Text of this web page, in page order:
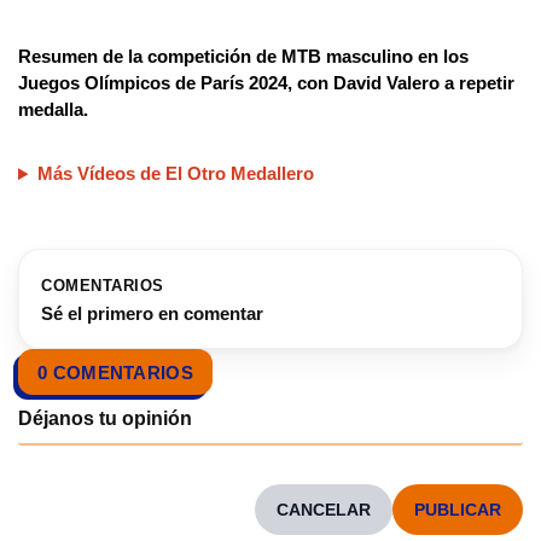
Resumen de la competición de MTB masculino en los
Juegos Olímpicos de París 2024, con David Valero a repetir
medalla.
Más Vídeos de El Otro Medallero
COMENTARIOS
Sé el primero en comentar
0 COMENTARIOS
CANCELAR